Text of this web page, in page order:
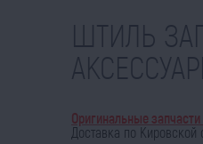
ШТИЛЬ
Оригинальные
Доставка по Кировской